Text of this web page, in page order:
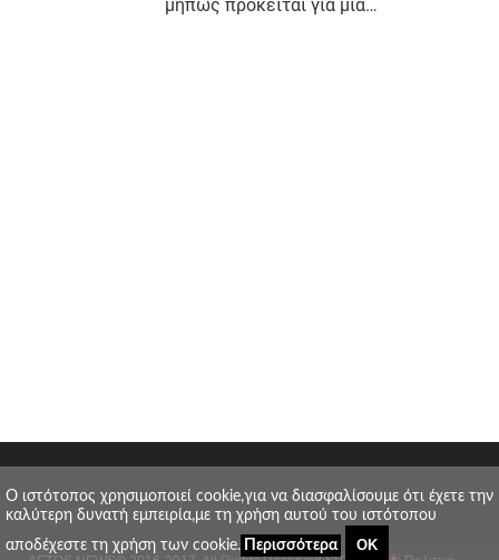
O ιστότοπος χρησιμοποιεί cookie,για να διασφαλίσουμε ότι έχετε την
καλύτερη δυνατή εμπειρία,με τη χρήση αυτού του ιστότοπου
αποδέχεστε τη χρήση των cookie.
Περισσότερα ΟΚ